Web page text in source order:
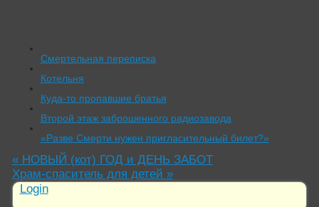
Смертельная переписка
Котельня
Куда-то пропавшие братья
Второй этаж заброшенного радиозавода
«Разве Смерти нужен пригласительный билет?»
«НОВЫЙ (кот) ГОД и ДЕНЬ ЗАБОТ
Храм-спаситель для детей »
Login